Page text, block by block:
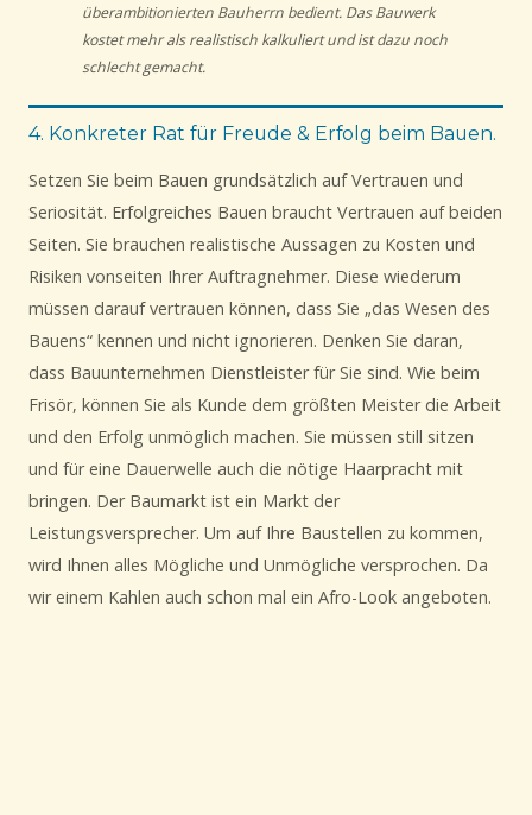
überambitionierten Bauherrn bedient. Das Bauwerk
kostet mehr als realistisch kalkuliert und ist dazu noch
schlecht gemacht.
4. Konkreter Rat für Freude & Erfolg beim Bauen.
Setzen Sie beim Bauen grundsätzlich auf Vertrauen und
Seriosität. Erfolgreiches Bauen braucht Vertrauen auf beiden
Seiten. Sie brauchen realistische Aussagen zu Kosten und
Risiken vonseiten Ihrer Auftragnehmer. Diese wiederum
müssen darauf vertrauen können, dass Sie „das Wesen des
Bauens“ kennen und nicht ignorieren. Denken Sie daran,
dass Bauunternehmen Dienstleister für Sie sind. Wie beim
Frisör, können Sie als Kunde dem größten Meister die Arbeit
und den Erfolg unmöglich machen. Sie müssen still sitzen
und für eine Dauerwelle auch die nötige Haarpracht mit
bringen. Der Baumarkt ist ein Markt der
Leistungsversprecher. Um auf Ihre Baustellen zu kommen,
wird Ihnen alles Mögliche und Unmögliche versprochen. Da
wir einem Kahlen auch schon mal ein Afro-Look angeboten.